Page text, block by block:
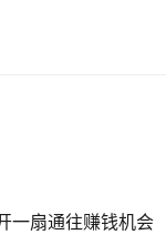
一扇通往赚钱机会